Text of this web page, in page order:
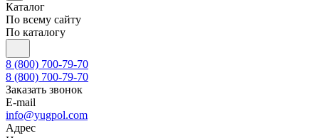
Каталог
По всему сайту
По каталогу
8 (800) 700-79-70
8 (800) 700-79-70
Заказать звонок
E-mail
info@yugpol.com
Адрес